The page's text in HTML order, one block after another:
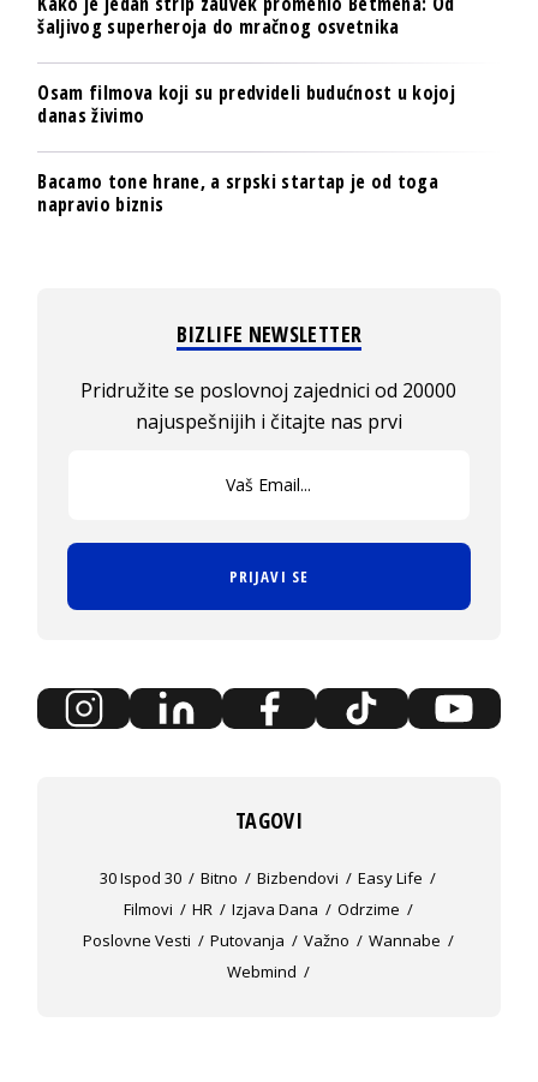
šaljivog superheroja do mračnog osvetnika
Osam filmova koji su predvideli budućnost u kojoj
danas živimo
Bacamo tone hrane, a srpski startap je od toga
napravio biznis
BIZLIFE NEWSLETTER
Pridružite se poslovnoj zajednici od 20000
najuspešnijih i čitajte nas prvi
PRIJAVI SE
TAGOVI
30 Ispod 30 Bitno Bizbendovi
Easy Life
Filmovi
HR Izjava Dana
Odrzime
Poslovne Vesti
Putovanja Važno
Wannabe
Webmind